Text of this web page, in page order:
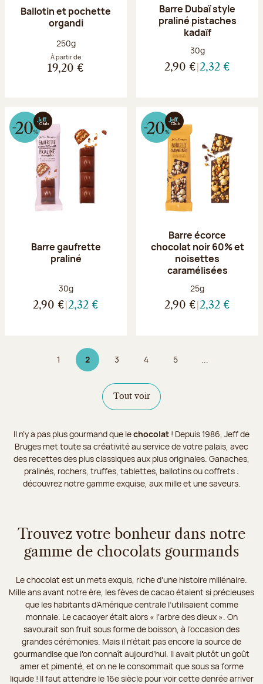
Ballotin et pochette
organdi
Poids net :
250g
À partir de
19,20 €
Barre Dubaï style
praliné pistaches
kadaïf
Poids net :
30g
2,90 € 2,32 €
Barre gaufrette
praliné
Poids net :
30g
2,90 € 2,32 €
Barre écorce
chocolat noir 60% et
noisettes
caramélisées
Poids net :
25g
2,90 € 2,32 €
Page
1 2Page 2 sur 9
Page
3 Page
4 Page
5 ...
Tout voir
Il n’y a pas plus gourmand que lechocolat ! Depuis 1986, Jeff de
Bruges met toute sa créativité au service de votre palais, avec
des recettes des plus classiques aux plus originales. Ganaches,
pralinés, rochers, truffes, tablettes, ballotins ou coffrets :
découvrez notre gamme exquise, aux mille et une saveurs.
Trouvez votre bonheur dans notre
gamme de chocolats gourmands
Le chocolat est un mets exquis, riche d’une histoire millénaire.
Mille ans avant notre ère, les fèves de cacao étaient si précieuses
que les habitants d’Amérique centrale l’utilisaient comme
monnaie. Le cacaoyer était alors « l’arbre des dieux ». On
savourait son fruit sous forme de boisson, à l’occasion des
grandes cérémonies. Mais il n’était pas encore la source de
gourmandise que l’on connaît aujourd’hui. Il avait plutôt un goût
amer et pimenté, et on ne le consommait que sous sa forme
liquide ! Il faut attendre le 16e siècle pour voir cette denrée arriver